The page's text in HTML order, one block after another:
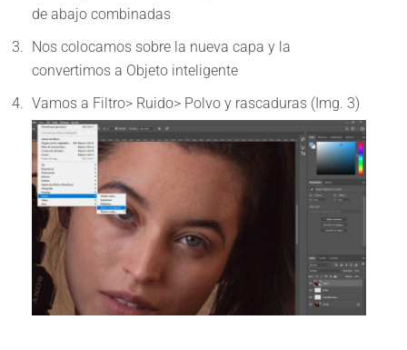
de abajo combinadas
Nos colocamos sobre la nueva capa y la
convertimos a Objeto inteligente
Vamos a Filtro> Ruido> Polvo y rascaduras (Img. 3)